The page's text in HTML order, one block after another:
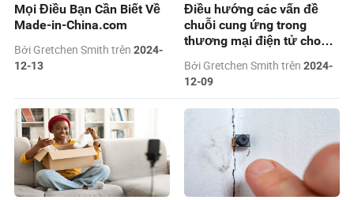
Mọi Điều Bạn Cần Biết Về
Made-in-China.com
Bởi Gretchen Smith trên2024-
12-13
Điều hướng các vấn đề
chuỗi cung ứng trong
thương mại điện tử cho
Bởi Gretchen Smith trên2024-
12-09